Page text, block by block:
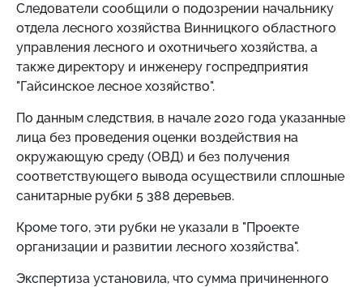
Следователи сообщили о подозрении начальнику
отдела лесного хозяйства Винницкого областного
управления лесного и охотничьего хозяйства, а
также директору и инженеру госпредприятия
"Гайсинское лесное хозяйство".
По данным следствия, в начале 2020 года указанные
лица без проведения оценки воздействия на
окружающую среду (ОВД) и без получения
соответствующего вывода осуществили сплошные
санитарные рубки 5 388 деревьев.
Кроме того, эти рубки не указали в "Проекте
организации и развитии лесного хозяйства".
Экспертиза установила, что сумма причиненного